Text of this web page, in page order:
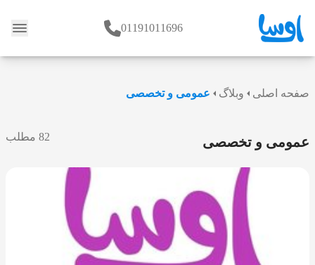
وبلاگ 01191011696
صفحه اصلی وبلاگ عمومی و تخصصی
عمومی و تخصصی 82 مطلب